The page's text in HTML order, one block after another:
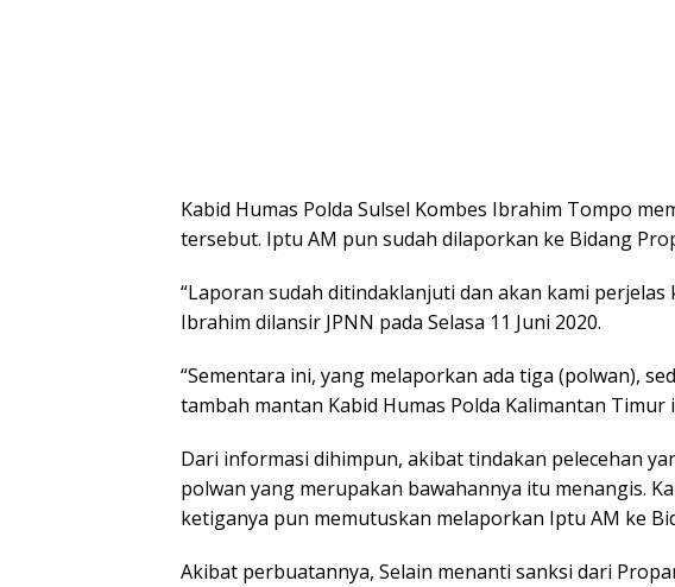
Kabid Humas Polda Sulsel Kombes Ibrahim Tompo
tersebut. Iptu AM pun sudah dilaporkan ke Bidang
“Laporan sudah ditindaklanjuti dan akan kami perjelas
Ibrahim dilansir JPNN pada Selasa 11 Juni 2020.
“Sementara ini, yang melaporkan ada tiga (polwan),
tambah mantan Kabid Humas Polda Kalimantan Timur
Dari informasi dihimpun, akibat tindakan pelecehan
polwan yang merupakan bawahannya itu menangis.
ketiganya pun memutuskan melaporkan Iptu AM ke
Akibat perbuatannya, Selain menanti sanksi dari